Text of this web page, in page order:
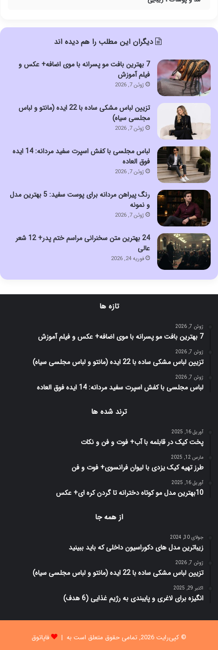
دیگران این مطلب را هم دیده اند
7 بهترین بافت مو پسرانه با موی اضافه+ عکس و
فیلم آموزش
ژوئن 7, 2026
تزیین لباس مشکی ساده با 22 ایده (مانتو و لباس
مجلسی سیاه)
ژوئن 7, 2026
لباس مجلسی با کفش اسپرت سفید مردانه: 14 ایده
فوق العاده
ژوئن 7, 2026
رنگ پیراهن مردانه برای پوست سفید: 5 بهترین مدل
و نمونه
ژوئن 7, 2026
24 بهترین متن سخنرانی مراسم ختم پدر+ 12 شعر
عالی
فوریه 24, 2026
تازه ها
ژوئن 7, 2026
7 بهترین بافت مو پسرانه با موی اضافه+ عکس و فیلم آموزش
ژوئن 7, 2026
تزیین لباس مشکی ساده با 22 ایده (مانتو و لباس مجلسی سیاه)
ژوئن 7, 2026
لباس مجلسی با کفش اسپرت سفید مردانه: 14 ایده فوق العاده
ترند شده ها
آوریل 16, 2025
پخت کیک در قابلمه با آب+ فوت و فن و نکات
مارس 12, 2025
طرز تهیه کیک یزدی با لیوان فرانسوی+ فوت و فن
آوریل 16, 2025
10بهترین مدل مو کوتاه دخترانه تا گردن کره ای+ عکس
از همه جا
جولای 30, 2024
زیباترین مدل های دکوراسیون داخلی که باید ببینید
ژوئن 7, 2026
تزیین لباس مشکی ساده با 22 ایده (مانتو و لباس مجلسی سیاه)
اکتبر 29, 2025
انگیزه برای لاغری و پایبندی به رژیم غذایی (6 هدف)
© کپی‌رایت 2026, تمامی حقوق متعلق است به |
فاپاتوق